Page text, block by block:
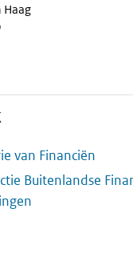
Haag
van Financiën
Buitenlandse